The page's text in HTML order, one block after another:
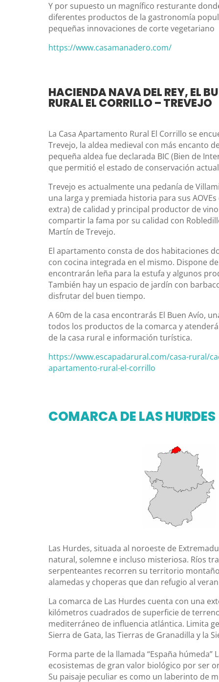
Y por supuesto un magnífico resturante
diferentes productos de la gastronomía
pequeñas innovaciones de corte vegetariano
https://www.casamanadero.com/
HACIENDA NAVA DEL REY, EL
RURAL EL CORRILLO – TREVEJO
La Casa Apartamento Rural El Corrillo se
Trevejo, la aldea medieval con más encanto
pequeña aldea fue declarada BIC (Bien de
que permitió el estado de conservación
Trevejo es actualmente una pedanía de
una larga y premiada historia para sus
extra) de calidad y principal productor de
compartir la fama por su calidad con
Martín de Trevejo.
El apartamento consta de dos habitaciones
con cocina integrada en el mismo. Dispone
encontrarán leña para la estufa y algunos
También hay un espacio de jardín con
disfrutar del buen tiempo.
A 60m de la casa encontrarás El Buen Avío,
todos los productos de la comarca y
de la casa rural e información turística.
https://www.escapadarural.com/casa-rural/
apartamento-rural-el-corrillo
COMARCA DE LAS HURDES
Las Hurdes, situada al noroeste de
natural, solemne e incluso misteriosa. Ríos
serpenteantes recorren su territorio
alamedas y choperas que dan refugio al
La comarca de Las Hurdes cuenta con una
kilómetros cuadrados de superficie de
mediterráneo de influencia atlántica. Limita
Sierra de Gata, las Tierras de Granadilla y la
Forma parte de la llamada “España húmeda”
ecosistemas de gran valor biológico por ser
Su paisaje peculiar es como un laberinto de